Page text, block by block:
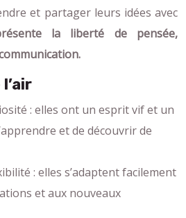
et partager leurs idées avec
la liberté de pensée,
: elles ont un esprit vif et un
et de découvrir de
: elles s’adaptent facilement
et aux nouveaux